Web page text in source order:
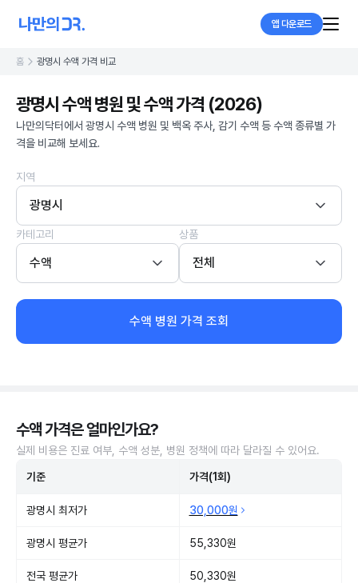
앱 다운로드
홈 광명시 수액 가격 비교
광명시 수액 병원 및 수액 가격 (2026)
나만의닥터에서 광명시 수액 병원 및 백옥 주사, 감기 수액 등 수액 종류별 가
격을 비교해 보세요.
지역
광명시
카테고리
수액
상품
전체
수액 병원 가격 조회
수액 가격은 얼마인가요?
실제 비용은 진료 여부, 수액 성분, 병원 정책에 따라 달라질 수 있어요.
기준 가격(1회)
광명시 최저가 30,000원
광명시 평균가 55,330원
전국 평균가 50,330원